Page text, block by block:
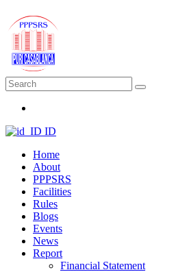
ID
Home
About
PPPSRS
Facilities
Rules
Blogs
Events
News
Report
Financial Statement